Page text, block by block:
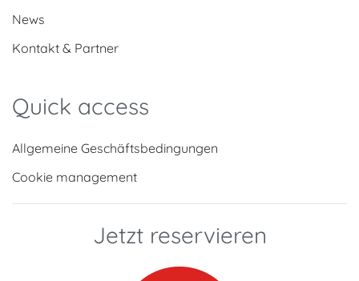
News
Kontakt & Partner
Quick access
Allgemeine Geschäftsbedingungen
Cookie management
Jetzt reservieren